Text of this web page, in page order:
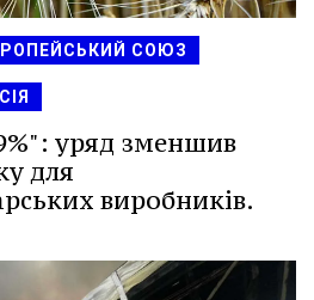
СОЮЗ
уряд зменшив
для
виробників.